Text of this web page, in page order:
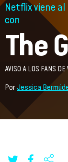
Netflix viene
con
The
AVISO A LOS FANS DE
PorJessica